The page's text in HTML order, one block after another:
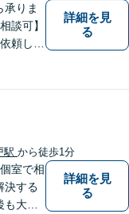
承りま
談可】
頼して
詳細を見
る
駅 から徒歩1分
室で相
決する
大切
詳細を見
る